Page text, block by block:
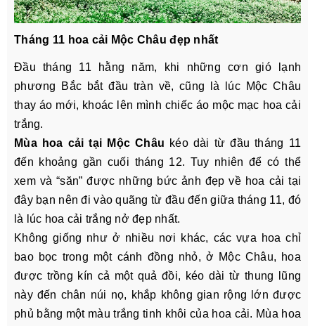
Tháng 11 hoa cải Mộc Châu đẹp nhất
Đầu tháng 11 hằng năm, khi những cơn gió lạnh
phương Bắc bắt đầu tràn về, cũng là lúc Mộc Châu
thay áo mới, khoác lên mình chiếc áo mộc mạc hoa cải
trắng.
Mùa hoa cải tại Mộc Châu kéo dài từ đầu tháng 11
đến khoảng gần cuối tháng 12. Tuy nhiên để có thể
xem và “săn” được những bức ảnh đẹp về hoa cải tại
đây bạn nên đi vào quãng từ đầu đến giữa tháng 11, đó
là lúc hoa cải trắng nở đẹp nhất.
Không giống như ở nhiều nơi khác, các vựa hoa chỉ
bao bọc trong một cánh đồng nhỏ, ở Mộc Châu, hoa
được trồng kín cả một quả đồi, kéo dài từ thung lũng
này đến chân núi nọ, khắp không gian rộng lớn được
phủ bằng một màu trắng tinh khôi của hoa cải. Mùa hoa